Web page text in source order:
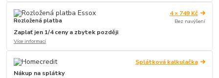
Rozložená platba
4 × 749 Kč
Bez navýšení
Zaplať jen 1/4 ceny a zbytek později
Více informací
Splátková kalkulačka
Nákup na splátky